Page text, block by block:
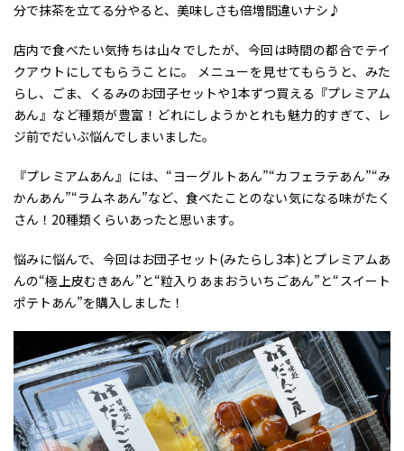
分で抹茶を立てる分やると、美味しさも倍増間違いナシ♪
店内で食べたい気持ちは山々でしたが、今回は時間の都合でテイ
クアウトにしてもらうことに。 メニューを見せてもらうと、みた
らし、ごま、くるみのお団子セットや1本ずつ買える『プレミアム
あん』など種類が豊富！どれにしようかとれも魅力的すぎて、レ
ジ前でだいぶ悩んでしまいました。
『プレミアムあん』には、“ヨーグルトあん”“カフェラテあん”“み
かんあん”“ラムネあん”など、食べたことのない気になる味がたく
さん！20種類くらいあったと思います。
悩みに悩んで、今回はお団子セット(みたらし3本)とプレミアムあ
んの“極上皮むきあん”と“粒入りあまおういちごあん”と“スイート
ポテトあん”を購入しました！